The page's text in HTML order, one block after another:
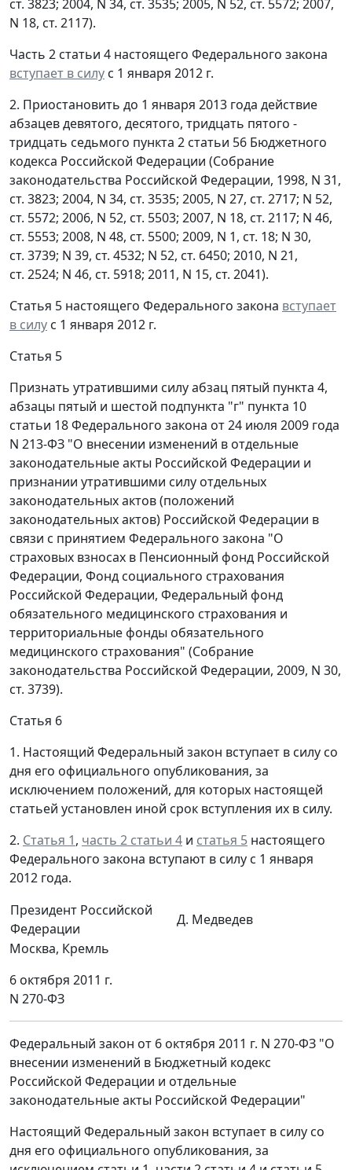
ст. 3823; 2004, N 34, ст. 3535; 2005, N 52, ст. 5572; 2007,
N 18, ст. 2117).
Часть 2 статьи 4 настоящего Федерального закона
вступает в силу с 1 января 2012 г.
2. Приостановить до 1 января 2013 года действие
абзацев девятого, десятого, тридцать пятого -
тридцать седьмого пункта 2 статьи 56 Бюджетного
кодекса Российской Федерации (Собрание
законодательства Российской Федерации, 1998, N 31,
ст. 3823; 2004, N 34, ст. 3535; 2005, N 27, ст. 2717; N 52,
ст. 5572; 2006, N 52, ст. 5503; 2007, N 18, ст. 2117; N 46,
ст. 5553; 2008, N 48, ст. 5500; 2009, N 1, ст. 18; N 30,
ст. 3739; N 39, ст. 4532; N 52, ст. 6450; 2010, N 21,
ст. 2524; N 46, ст. 5918; 2011, N 15, ст. 2041).
Статья 5 настоящего Федерального закона вступает
в силу с 1 января 2012 г.
Статья 5
Признать утратившими силу абзац пятый пункта 4,
абзацы пятый и шестой подпункта "г" пункта 10
статьи 18 Федерального закона от 24 июля 2009 года
N 213-ФЗ "О внесении изменений в отдельные
законодательные акты Российской Федерации и
признании утратившими силу отдельных
законодательных актов (положений
законодательных актов) Российской Федерации в
связи с принятием Федерального закона "О
страховых взносах в Пенсионный фонд Российской
Федерации, Фонд социального страхования
Российской Федерации, Федеральный фонд
обязательного медицинского страхования и
территориальные фонды обязательного
медицинского страхования" (Собрание
законодательства Российской Федерации, 2009, N 30,
ст. 3739).
Статья 6
1. Настоящий Федеральный закон вступает в силу со
дня его официального опубликования, за
исключением положений, для которых настоящей
статьей установлен иной срок вступления их в силу.
2. Статья 1, часть 2 статьи 4 и статья 5 настоящего
Федерального закона вступают в силу с 1 января
2012 года.
Президент Российской
Федерации
Д. Медведев
Москва, Кремль
6 октября 2011 г.
N 270-ФЗ
Федеральный закон от 6 октября 2011 г. N 270-ФЗ "О
внесении изменений в Бюджетный кодекс
Российской Федерации и отдельные
законодательные акты Российской Федерации"
Настоящий Федеральный закон вступает в силу со
дня его официального опубликования, за